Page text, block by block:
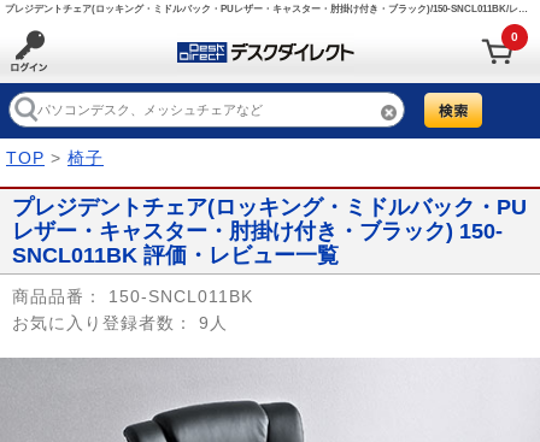
プレジデントチェア(ロッキング・ミドルバック・PUレザー・キャスター・肘掛け付き・ブラック)/150-SNCL011BK/レビュークチコミ評価 【デスクダイレクト】
0
TOP > 椅子
プレジデントチェア(ロッキング・ミドルバック・PU
レザー・キャスター・肘掛け付き・ブラック) 150-
SNCL011BK 評価・レビュー一覧
商品品番：
150-SNCL011BK
お気に入り登録者数：
9人